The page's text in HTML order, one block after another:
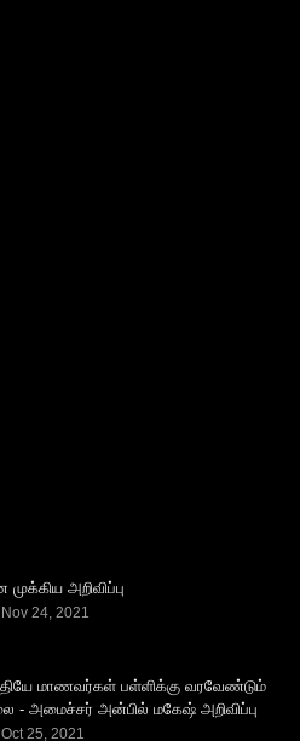
அறிவிப்பு
Nov 24, 2021
மாணவர்கள் பள்ளிக்கு வரவேண்டும்
- அமைச்சர் அன்பில் மகேஷ் அறிவிப்பு
Oct 25, 2021